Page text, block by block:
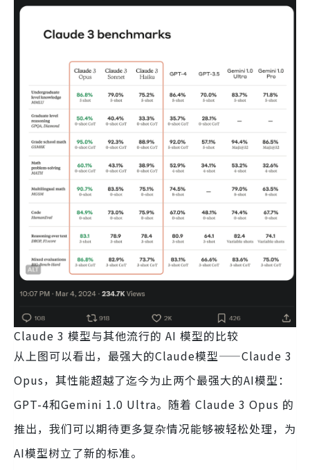
Claude 3 模型与其他流行的 AI 模型的比较
从上图可以看出，最强大的Claude模型——Claude 3
Opus，其性能超越了迄今为止两个最强大的AI模型：
GPT-4和Gemini 1.0 Ultra。随着 Claude 3 Opus 的
推出，我们可以期待更多复杂情况能够被轻松处理，为
AI模型树立了新的标准。